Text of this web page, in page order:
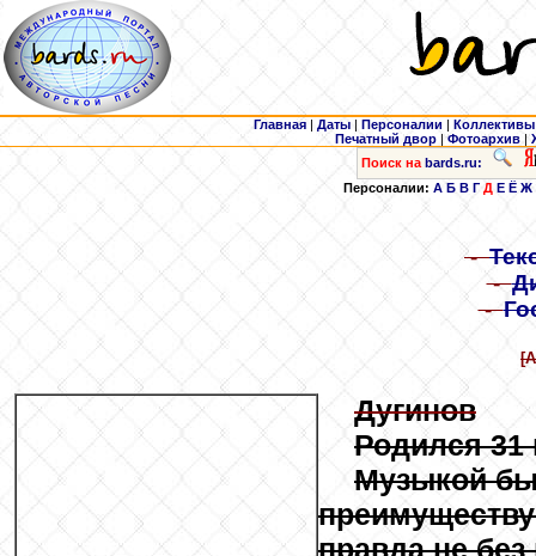
Главная | Даты | Персоналии | Коллективы
Печатный двор |Фотоархив |
Поиск на bards.ru:
Персоналии: А Б В Г Д Е Ё Ж
-
-
-
Дугинов
Родился 31
Музыкой
правда не